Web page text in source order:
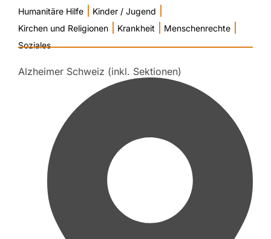
Humanitäre Hilfe Kinder / Jugend
Kirchen und Religionen Krankheit Menschenrechte
Soziales
Alzheimer Schweiz (inkl. Sektionen)